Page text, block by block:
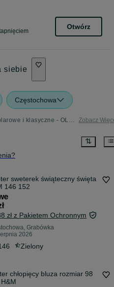
Otwórz
siebie
Częstochowa
Swetry chłopięce - rozpinane, polarowe i klasyczne - OLX.pl Zobacz
sweterek świąteczny święta
146 152
zł z Pakietem Ochronnym
Grabówka
2026
Zielony
chłopięcy bluza rozmiar 98